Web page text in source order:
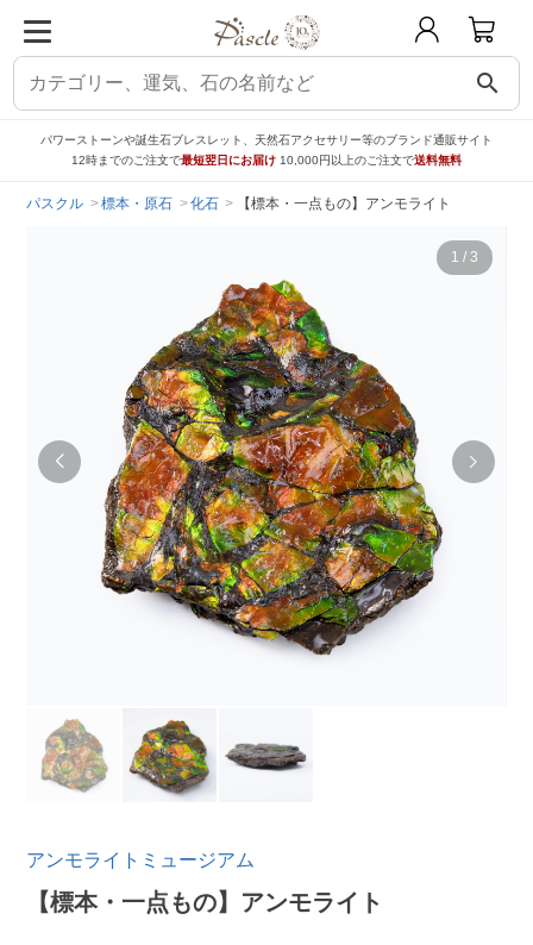
search
パワーストーンや誕生石ブレスレット、天然石アクセサリー等のブランド通販サイト
12時までのご注文で最短翌日にお届け 10,000円以上のご注文で送料無料
パスクル 標本・原石 化石 【標本・一点もの】アンモライト
1 / 3
アンモライトミュージアム
【標本・一点もの】アンモライト